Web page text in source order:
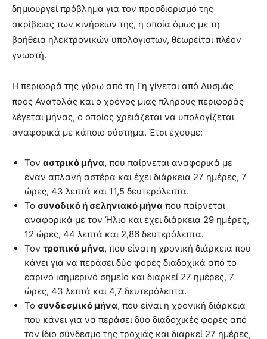
δημιουργεί πρόβλημα για τον προσδιορισμό της
ακρίβειας των κινήσεων της, η οποία όμως με τη
βοήθεια ηλεκτρονικών υπολογιστών, θεωρείται πλέον
γνωστή.
Η περιφορά της γύρω από τη Γη γίνεται από Δυσμάς
προς Ανατολάς και ο χρόνος μιας πλήρους περιφοράς
λέγεται μήνας, ο οποίος χρειάζεται να υπολογίζεται
αναφορικά με κάποιο σύστημα. Έτσι έχουμε:
Τον αστρικό μήνα, που παίρνεται αναφορικά με
έναν απλανή αστέρα και έχει διάρκεια 27 ημέρες, 7
ώρες, 43 λεπτά και 11,5 δευτερόλεπτα.
Το συνοδικό ή σεληνιακό μήνα που παίρνεται
αναφορικά με τον Ήλιο και έχει διάρκεια 29 ημέρες,
12 ώρες, 44 λεπτά και 2,86 δευτερόλεπτα.
Τον τροπικό μήνα, που είναι η χρονική διάρκεια που
κάνει για να περάσει δύο φορές διαδοχικά από το
εαρινό ισημερινό σημείο και διαρκεί 27 ημέρες, 7
ώρες, 43 λεπτά και 4,7 δευτερόλεπτα.
Το συνδεσμικό μήνα, που είναι η χρονική διάρκεια
που κάνει για να περάσει δύο διαδοχικές φορές από
τον ίδιο σύνδεσμο της τροχιάς και διαρκεί 27 ημέρες,